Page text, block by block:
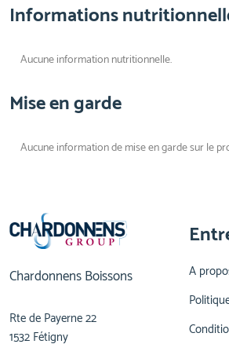
Informations
Aucune information nutritionnelle.
Mise en garde
Aucune information de mise en garde sur le
Chardonnens Boissons
Rte de Payerne 22
1532 Fétigny
A